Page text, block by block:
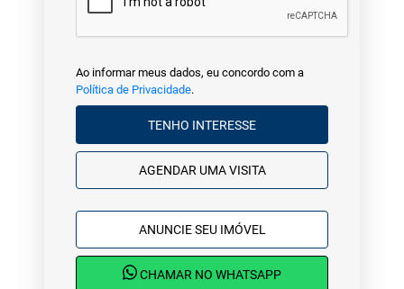
Ao informar meus dados, eu concordo com a
Política de Privacidade.
TENHO INTERESSE
AGENDAR UMA VISITA
ANUNCIE SEU IMÓVEL
CHAMAR NO WHATSAPP